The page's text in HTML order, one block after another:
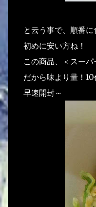
と云う事で、順番に
初めに安い方ね！
この商品、＜スー
だから味より量！
早速開封～